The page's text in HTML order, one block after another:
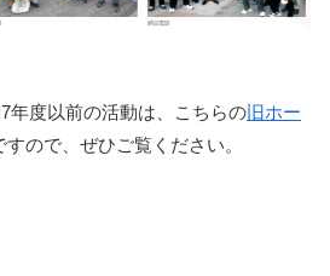
年度以前の活動は、こちらの 旧ホー
ので、ぜひご覧ください。